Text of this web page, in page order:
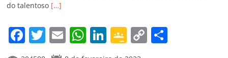
do talentoso […]
F
a
T
w
E
m
W Li G
o
C